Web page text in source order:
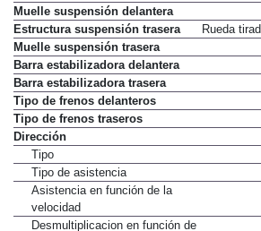
Muelle suspensión delantera
Estructura suspensión trasera
Rueda
Muelle suspensión trasera
Barra estabilizadora delantera
Barra estabilizadora trasera
Tipo de frenos delanteros
Tipo de frenos traseros
Dirección
Tipo
Tipo de asistencia
Asistencia en función de la
velocidad
Desmultiplicacion en función de